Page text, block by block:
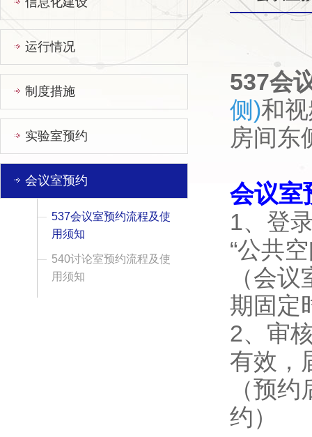
运行情况
制度措施
实验室预约
会议室预约
537会议室预约流程及使
用须知
540讨论室预约流程及使
用须知
537会
侧)和
房间东
会议室
1、登
“公共
（会
期固定
2、审
有效，
（预
约）